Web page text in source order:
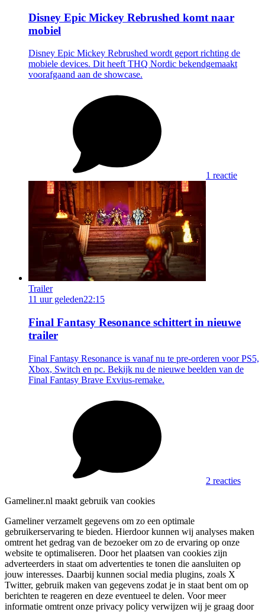
Disney Epic Mickey Rebrushed komt naar
mobiel
Disney Epic Mickey Rebrushed wordt geport richting de
mobiele devices. Dit heeft THQ Nordic bekendgemaakt
voorafgaand aan de showcase.
1 reactie
Trailer
11 uur geleden22:15
Final Fantasy Resonance schittert in nieuwe
trailer
Final Fantasy Resonance is vanaf nu te pre-orderen voor PS5,
Xbox, Switch en pc. Bekijk nu de nieuwe beelden van de
Final Fantasy Brave Exvius-remake.
2 reacties
Gameliner.nl maakt gebruik van cookies
Gameliner verzamelt gegevens om zo een optimale
gebruikerservaring te bieden. Hierdoor kunnen wij analyses maken
omtrent het gedrag van de bezoeker om zo de ervaring op onze
website te optimaliseren. Door het plaatsen van cookies zijn
adverteerders in staat om advertenties te tonen die aansluiten op
jouw interesses. Daarbij kunnen social media plugins, zoals X
Twitter, gebruik maken van gegevens zodat je in staat bent om op
berichten te reageren en deze eventueel te delen. Voor meer
informatie omtrent onze privacy policy verwijzen wij je graag door